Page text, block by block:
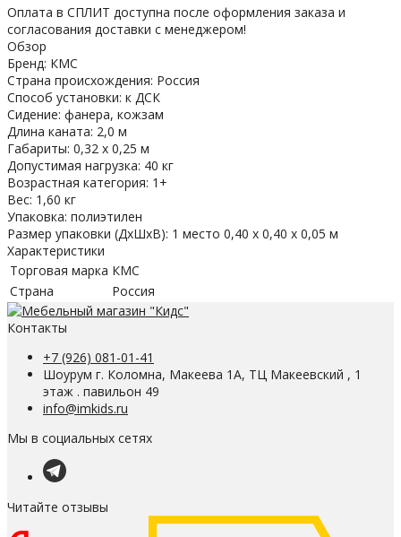
Оплата в СПЛИТ доступна после оформления заказа и
согласования доставки с менеджером!
Обзор
Бренд: КМС
Страна происхождения: Россия
Способ установки: к ДСК
Сидение: фанера, кожзам
Длина каната: 2,0 м
Габариты: 0,32 х 0,25 м
Допустимая нагрузка: 40 кг
Возрастная категория: 1+
Вес: 1,60 кг
Упаковка: полиэтилен
Размер упаковки (ДхШхВ): 1 место 0,40 х 0,40 х 0,05 м
Характеристики
Торговая марка КМС
Страна
Россия
Контакты
+7 (926) 081-01-41
Шоурум г. Коломна, Макеева 1А, ТЦ Макеевский , 1
этаж . павильон 49
info@imkids.ru
Мы в социальных сетях
Читайте отзывы